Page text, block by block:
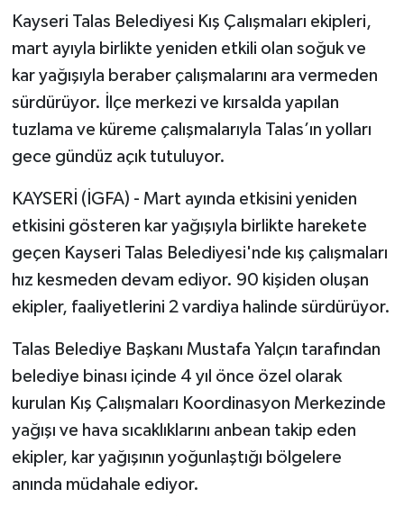
Kayseri Talas Belediyesi Kış Çalışmaları ekipleri,
mart ayıyla birlikte yeniden etkili olan soğuk ve
kar yağışıyla beraber çalışmalarını ara vermeden
sürdürüyor. İlçe merkezi ve kırsalda yapılan
tuzlama ve küreme çalışmalarıyla Talas’ın yolları
gece gündüz açık tutuluyor.
KAYSERİ (İGFA) - Mart ayında etkisini yeniden
etkisini gösteren kar yağışıyla birlikte harekete
geçen Kayseri Talas Belediyesi'nde kış çalışmaları
hız kesmeden devam ediyor. 90 kişiden oluşan
ekipler, faaliyetlerini 2 vardiya halinde sürdürüyor.
Talas Belediye Başkanı Mustafa Yalçın tarafından
belediye binası içinde 4 yıl önce özel olarak
kurulan Kış Çalışmaları Koordinasyon Merkezinde
yağışı ve hava sıcaklıklarını anbean takip eden
ekipler, kar yağışının yoğunlaştığı bölgelere
anında müdahale ediyor.